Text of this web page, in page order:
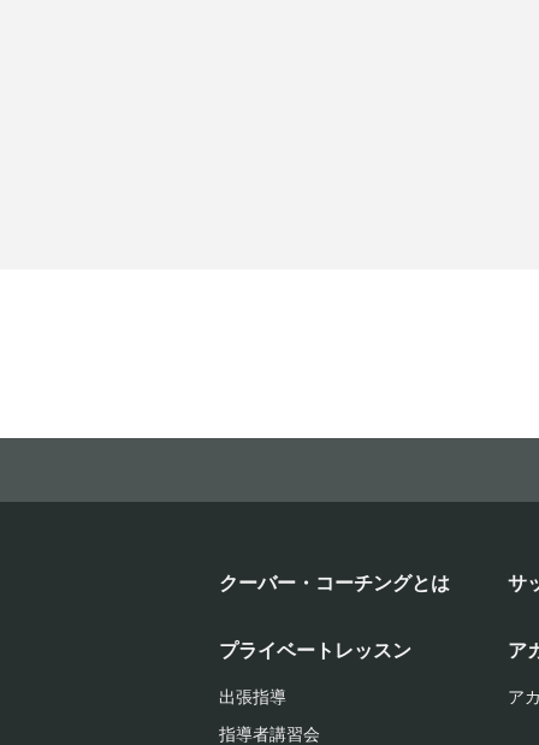
クーバー・コーチングとは サ
プライベートレッスン
出張指導
指導者講習会
ア
ア